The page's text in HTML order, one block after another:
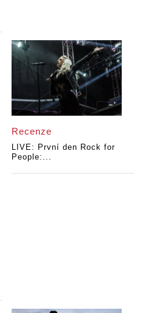
Recenze
LIVE: První den Rock for
People:...